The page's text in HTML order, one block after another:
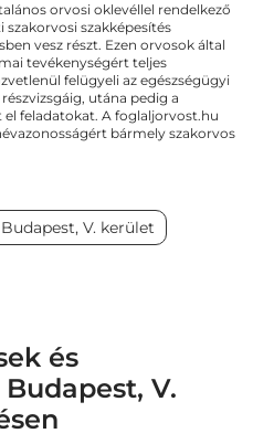
orvosi oklevéllel rendelkező
szakorvosi szakképesítés
vesz részt. Ezen orvosok által
tevékenységért teljes
felügyeli az egészségügyi
utána pedig a
feladatokat. A foglaljorvost.hu
bármely szakorvos
Budapest, V. kerület
és
V.